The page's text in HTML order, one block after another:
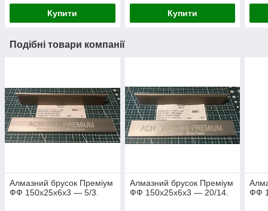
Купити Купити
Подібні товари компанії
Алмазний брусок Преміум
ФФ 150х25х6х3 — 5/3.
Алмазний брусок Преміум
ФФ 150х25х6х3 — 20/14.
ФФ